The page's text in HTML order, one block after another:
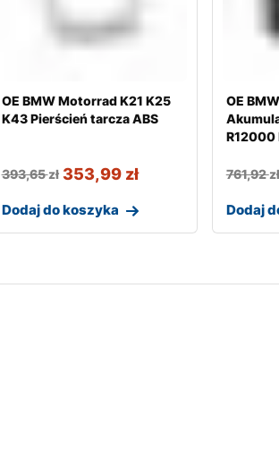
OE BMW Motorrad K21 K25
K43 Pierścień tarcza ABS
393,65zł 353,99 zł
Dodaj do koszyka
OE
R12000
761,92zł
Dodaj